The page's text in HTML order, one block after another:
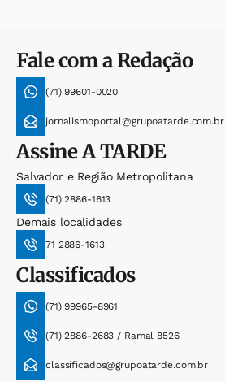
Fale com a Redação
(71) 99601-0020
jornalismoportal@grupoatarde.com.br
AssineA TARDE
Salvador e Região Metropolitana
(71) 2886-1613
Demais localidades
71 2886-1613
Classificados
(71) 99965-8961
(71) 2886-2683 / Ramal 8526
classificados@grupoatarde.com.br